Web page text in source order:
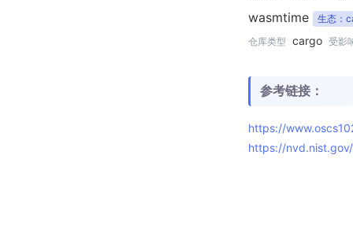
wasmtime
生态：
仓库类型 cargo 受影
参考链接：
https://
https://